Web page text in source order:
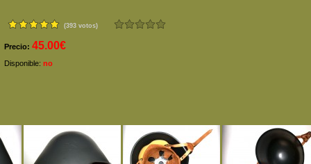
(393 votos)
Precio: 45.00€
Disponible: no